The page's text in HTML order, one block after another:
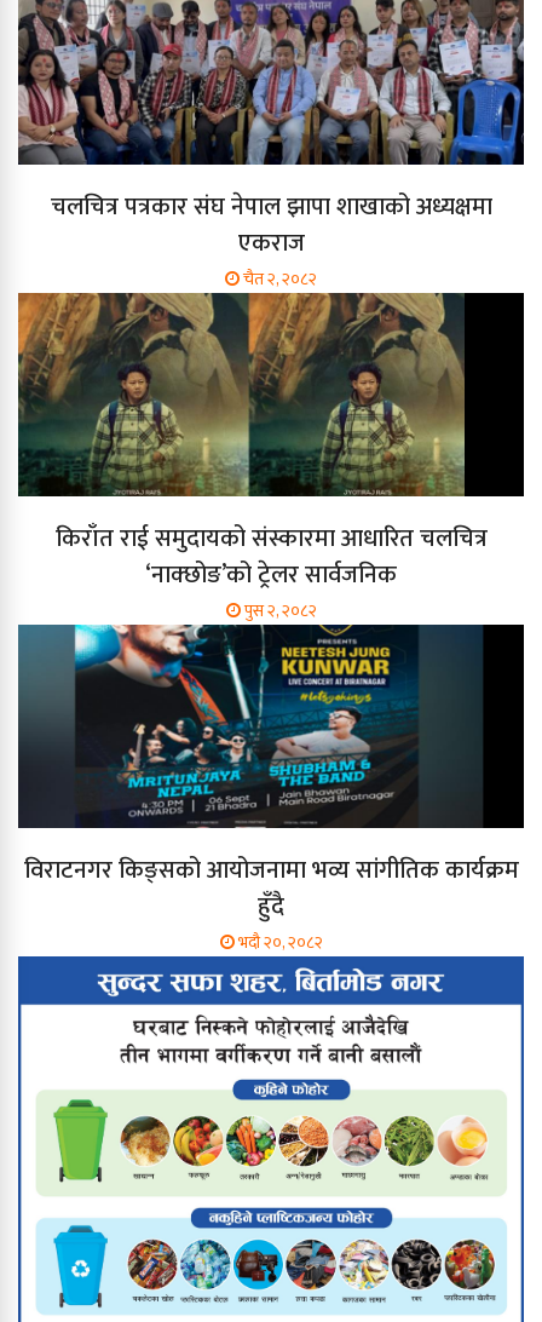
चलचित्र पत्रकार संघ नेपाल झापा शाखाको अध्यक्षमा
एकराज
चैत २, २०८२
किराँत राई समुदायको संस्कारमा आधारित चलचित्र
‘नाक्छोङ’को ट्रेलर सार्वजनिक
पुस २, २०८२
विराटनगर किङ्सको आयोजनामा भव्य सांगीतिक कार्यक्रम
हुँदै
भदौ २०, २०८२